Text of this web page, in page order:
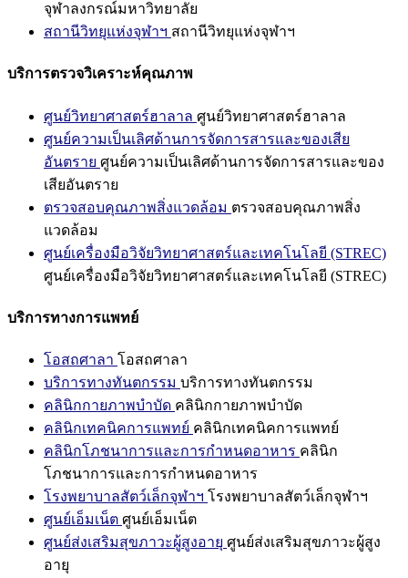
จุฬาลงกรณ์มหาวิทยาลัย
สถานีวิทยุแห่งจุฬาฯ สถานีวิทยุแห่งจุฬาฯ
บริการตรวจวิเคราะห์คุณภาพ
ศูนย์วิทยาศาสตร์ฮาลาล ศูนย์วิทยาศาสตร์ฮาลาล
ศูนย์ความเป็นเลิศด้านการจัดการสารและของเสีย
อันตราย ศูนย์ความเป็นเลิศด้านการจัดการสารและของ
เสียอันตราย
ตรวจสอบคุณภาพสิ่งแวดล้อม ตรวจสอบคุณภาพสิ่ง
แวดล้อม
ศูนย์เครื่องมือวิจัยวิทยาศาสตร์และเทคโนโลยี (STREC)
ศูนย์เครื่องมือวิจัยวิทยาศาสตร์และเทคโนโลยี (STREC)
บริการทางการแพทย์
โอสถศาลา โอสถศาลา
บริการทางทันตกรรม บริการทางทันตกรรม
คลินิกกายภาพบำบัด คลินิกกายภาพบำบัด
คลินิกเทคนิคการแพทย์ คลินิกเทคนิคการแพทย์
คลินิกโภชนาการและการกำหนดอาหาร คลินิก
โภชนาการและการกำหนดอาหาร
โรงพยาบาลสัตว์เล็กจุฬาฯ โรงพยาบาลสัตว์เล็กจุฬาฯ
ศูนย์เอ็มเน็ต ศูนย์เอ็มเน็ต
ศูนย์ส่งเสริมสุขภาวะผู้สูงอายุ ศูนย์ส่งเสริมสุขภาวะผู้สูง
อายุ